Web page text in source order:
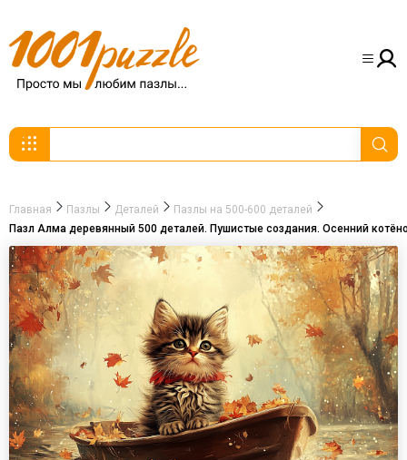
Главная Пазлы Деталей
Пазлы на 500-600 деталей
Пазл Алма деревянный 500 деталей. Пушистые создания. Осенний